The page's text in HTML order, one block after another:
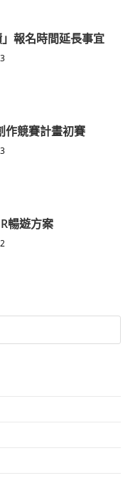
報名時間延長事宜
作競賽計畫初賽
暢遊方案